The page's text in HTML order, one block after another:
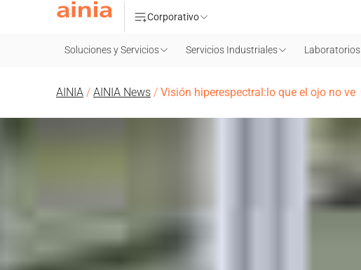
Corporativo
Soluciones y Servicios Servicios Industriales Laboratorios
AINIA / AINIA News / Visión hiperespectral:lo que el ojo no ve